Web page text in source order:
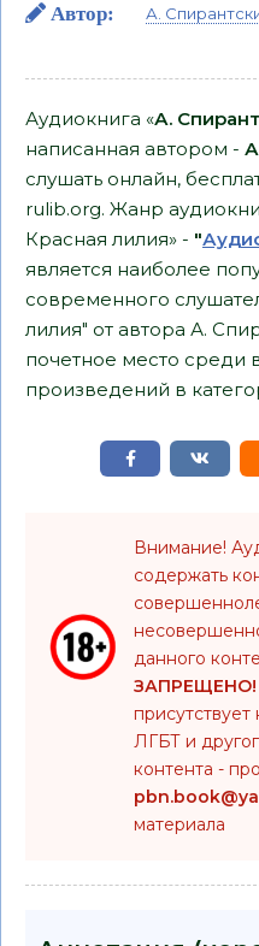
Автор: А.
Аудиокнига «А.
написанная автором -
слушать онлайн,
rulib.org. Жанр
Красная лилия» - "
является наиболее
современного
лилия" от автора А.
почетное место среди
произведений в
Внимание!
содержать
данного
ЗАПРЕЩЕНО!
ЛГБТ и
контента -
материала